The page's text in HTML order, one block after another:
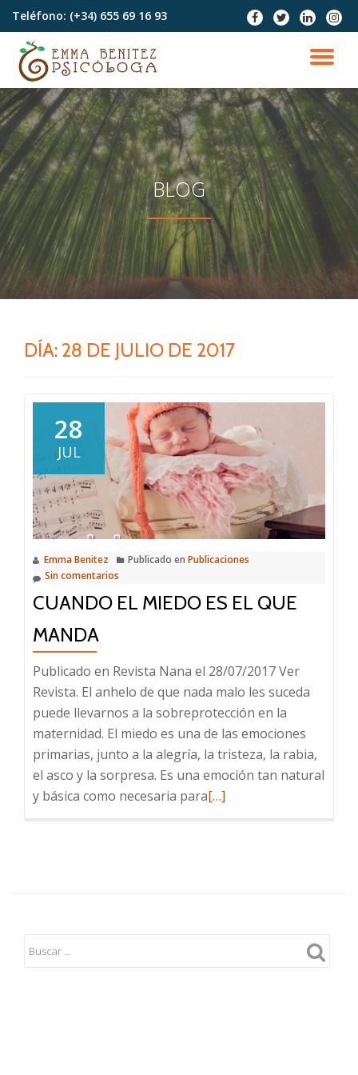
Saltar
contenido
Teléfono: (+34) 655 69 16 93
fa-
facebook
fa-
twitter
fa-
linkedin
fa-
BLOG
DÍA: 28 DE JULIO DE 2017
28
JUL
Emma Benitez Publicado en Publicaciones
Sin comentarios
CUANDO EL MIEDO ES EL QUE
MANDA
Publicado en Revista Nana el 28/07/2017 Ver
Revista. El anhelo de que nada malo les suceda
puede llevarnos a la sobreprotección en la
maternidad. El miedo es una de las emociones
primarias, junto a la alegría, la tristeza, la rabia,
el asco y la sorpresa. Es una emoción tan natural
y básica como necesaria paraLeer
miedo
el
[…]